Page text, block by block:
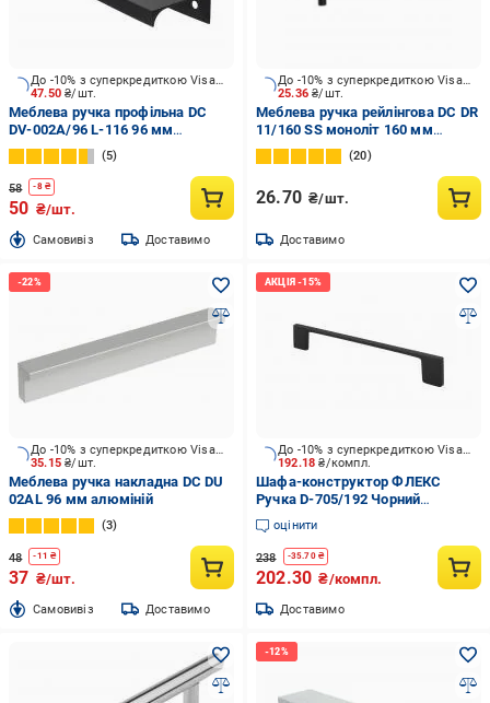
47.50₴/шт.
До -10% з суперкредиткою Visa Вигода
Меблева ручка профільна DC
DV-002A/96 L-116 96 мм
матовий чорний
5
58 -8₴
50 ₴/шт.
Cамовивіз Доставимо
25.36₴/шт.
До -10% з суперкредиткою Visa Вигода
Меблева ручка рейлінгова DC DR
11/160 SS монолiт 160 мм
чорний
20
26.70 ₴/шт.
Доставимо
35.15₴/шт.
До -10% з суперкредиткою Visa Вигода
Меблева ручка накладна DC DU
02AL 96 мм алюміній
3
48 -11 ₴
37 ₴/шт.
Cамовивіз Доставимо
192.18₴/компл.
До -10% з суперкредиткою Visa Вигода
Шафа-конструктор ФЛЕКС
Ручка D-705/192 Чорний
матовий
оцінити
238 -35.70₴
202.30 ₴/компл.
Доставимо